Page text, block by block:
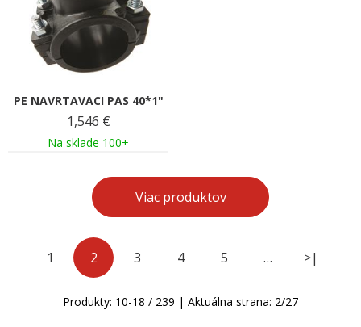
PE NAVRTAVACI PAS 40*1"
1,546 €
Na sklade 100+
Viac produktov
1 2 3 4 5 … >|
Produkty: 10-18 / 239 | Aktuálna strana: 2/27